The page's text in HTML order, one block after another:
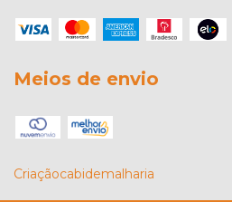
Meios de envio
Criaçãocabidemalharia